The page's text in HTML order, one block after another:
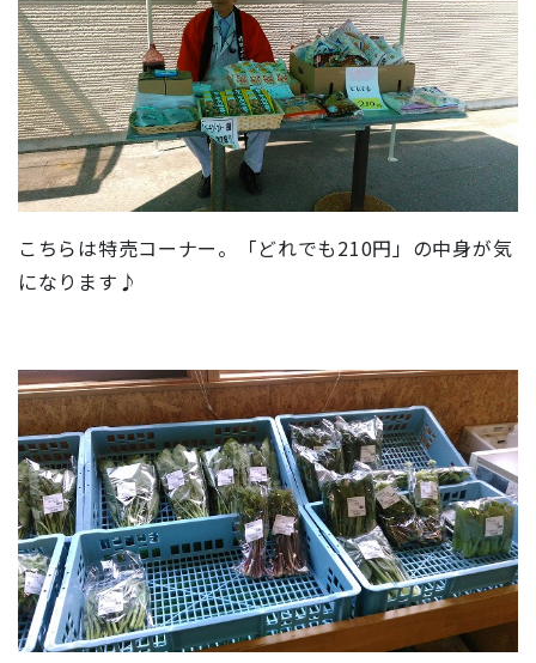
こちらは特売コーナー。「どれでも210円」の中身が気
になります♪